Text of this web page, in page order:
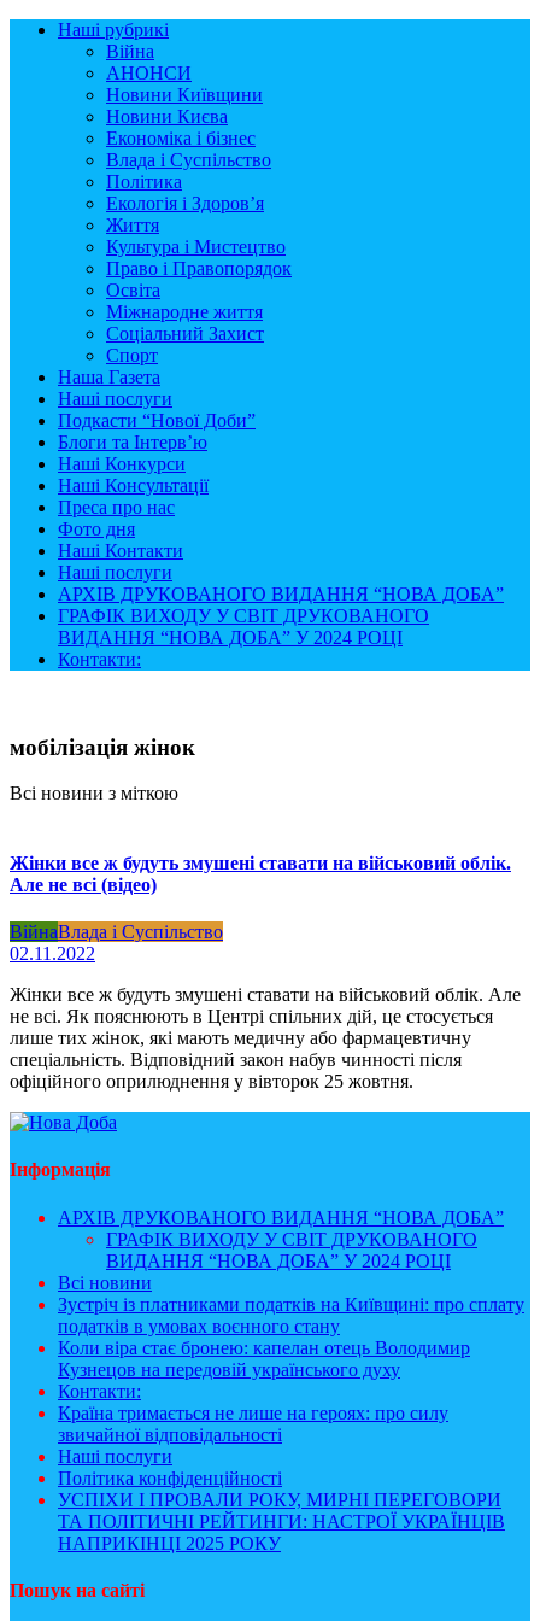
Наші рубрикі
Війна
АНОНСИ
Новини Київщини
Новини Києва
Економіка і бізнес
Влада і Суспільство
Політика
Екологія і Здоров’я
Життя
Культура і Мистецтво
Право і Правопорядок
Освіта
Міжнародне життя
Соціальний Захист
Спорт
Наша Газета
Наші послуги
Подкасти “Нової Доби”
Блоги та Інтерв’ю
Наші Конкурси
Наші Консультації
Преса про нас
Фото дня
Наші Контакти
Наші послуги
АРХІВ ДРУКОВАНОГО ВИДАННЯ “НОВА ДОБА”
ГРАФІК ВИХОДУ У СВІТ ДРУКОВАНОГО
ВИДАННЯ “НОВА ДОБА” У 2024 РОЦІ
Контакти:
мобілізація жінок
Всі новини з міткою
Жінки все ж будуть змушені ставати на військовий облік.
Але не всі (відео)
ВійнаВлада і Суспільство
02.11.2022
Жінки все ж будуть змушені ставати на військовий облік. Але
не всі. Як пояснюють в Центрі спільних дій, це стосується
лише тих жінок, які мають медичну або фармацевтичну
спеціальність. Відповідний закон набув чинності після
офіційного оприлюднення у вівторок 25 жовтня.
Інформація
АРХІВ ДРУКОВАНОГО ВИДАННЯ “НОВА ДОБА”
ГРАФІК ВИХОДУ У СВІТ ДРУКОВАНОГО
ВИДАННЯ “НОВА ДОБА” У 2024 РОЦІ
Всі новини
Зустріч із платниками податків на Київщині: про сплату
податків в умовах воєнного стану
Коли віра стає бронею: капелан отець Володимир
Кузнецов на передовій українського духу
Контакти:
Країна тримається не лише на героях: про силу
звичайної відповідальності
Наші послуги
Політика конфіденційності
УСПІХИ І ПРОВАЛИ РОКУ, МИРНІ ПЕРЕГОВОРИ
ТА ПОЛІТИЧНІ РЕЙТИНГИ: НАСТРОЇ УКРАЇНЦІВ
НАПРИКІНЦІ 2025 РОКУ
Пошук на сайті